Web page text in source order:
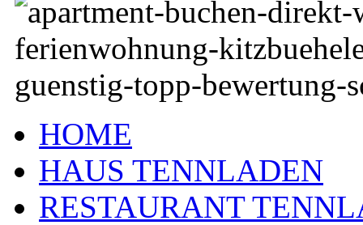
HOME
HAUS TENNLADEN
RESTAURANT